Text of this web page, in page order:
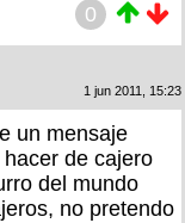
0
1 jun 2011, 15:23
un mensaje
de cajero
del mundo
no pretendo